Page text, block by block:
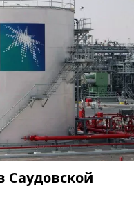
Саудовской